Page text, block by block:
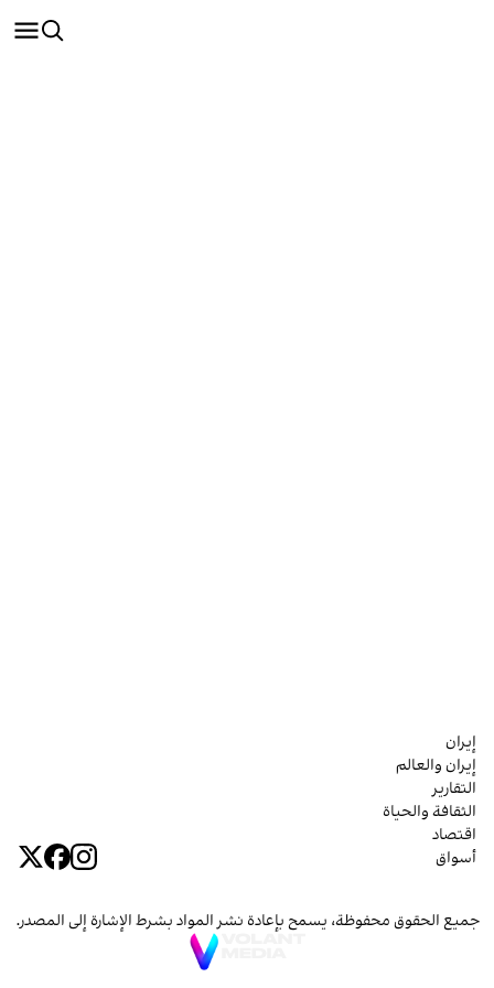
إيران
إيران والعالم
التقارير
الثقافة والحياة
اقتصاد
أسواق
جميع الحقوق محفوظة، يسمح بإعادة نشر المواد بشرط الإشارة إلى المصدر.